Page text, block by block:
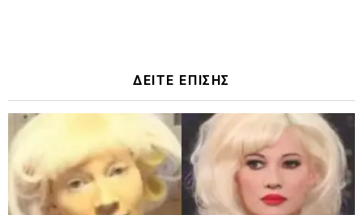
ΔΕΙΤΕ ΕΠΙΣΗΣ